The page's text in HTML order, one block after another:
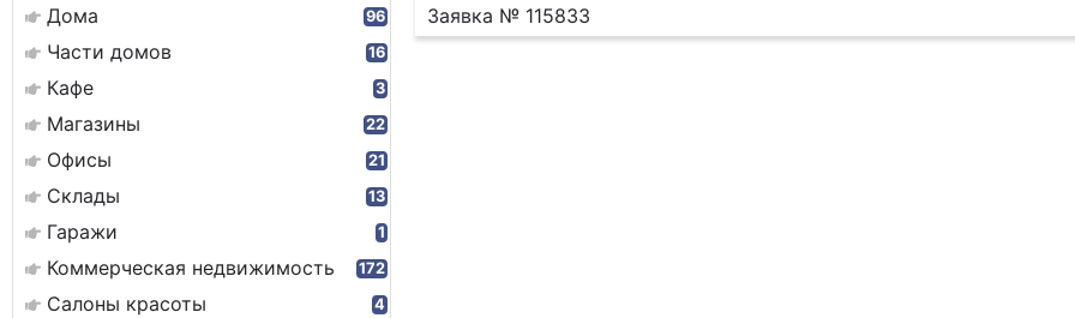
Дома 96
Части домов 16
Кафе 3
Магазины 22
Офисы 21
Склады 13
Гаражи 1
Коммерческая недвижимость 172
Салоны красоты 4
Заявка № 115833